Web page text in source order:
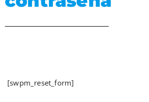
[swpm_reset_form]